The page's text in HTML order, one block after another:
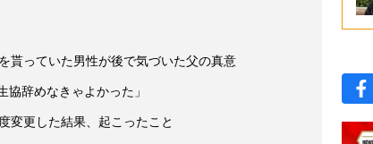
貰っていた男性が後で気づいた父の真意
辞めなきゃよかった」
変更した結果、起こったこと